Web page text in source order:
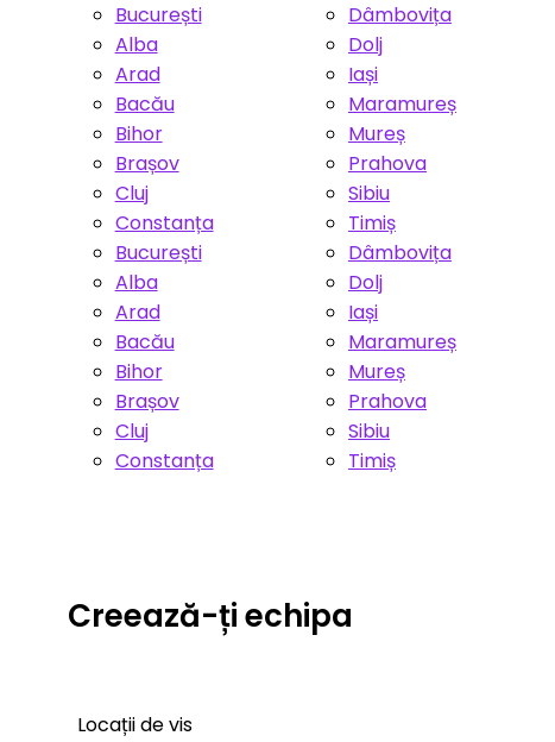
București
Alba
Arad
Bacău
Bihor
Brașov
Cluj
Constanța
Dâmbovița
Dolj
Iași
Maramureș
Mureș
Prahova
Sibiu
Timiș
București
Alba
Arad
Bacău
Bihor
Brașov
Cluj
Constanța
Dâmbovița
Dolj
Iași
Maramureș
Mureș
Prahova
Sibiu
Timiș
Creează-ți echipa
Locații de vis